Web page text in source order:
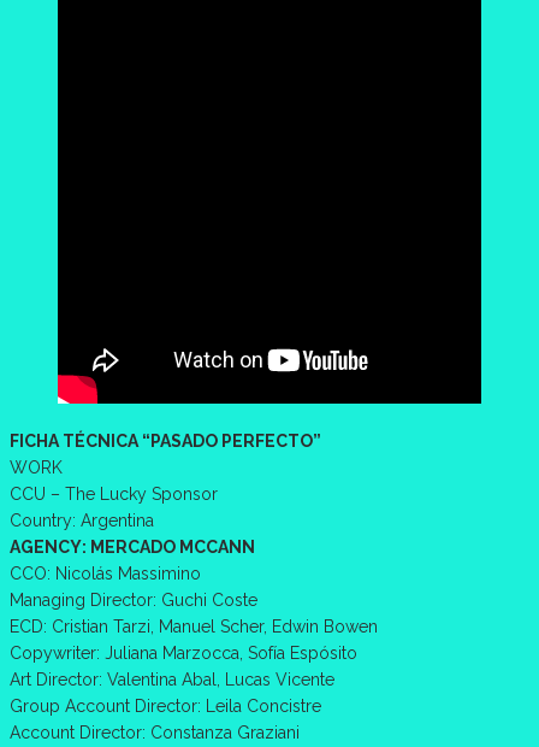
FICHA TÉCNICA “PASADO PERFECTO”
WORK
CCU – The Lucky Sponsor
Country: Argentina
AGENCY: MERCADO MCCANN
CCO: Nicolás Massimino
Managing Director: Guchi Coste
ECD: Cristian Tarzi, Manuel Scher, Edwin Bowen
Copywriter: Juliana Marzocca, Sofía Espósito
Art Director: Valentina Abal, Lucas Vicente
Group Account Director: Leila Concistre
Account Director: Constanza Graziani